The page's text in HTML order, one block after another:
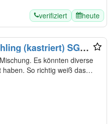
verifiziert heute
(kastriert) SGB
Es könnten diverse
So richtig weiß das